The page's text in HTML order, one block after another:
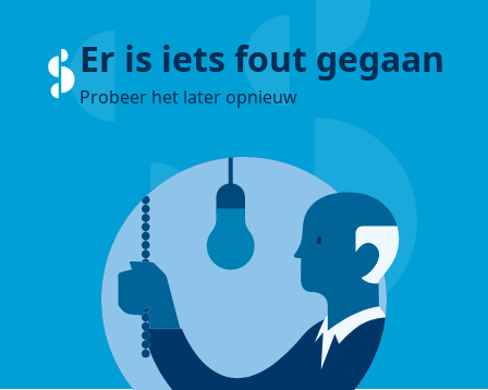
Er is iets fout gegaan
Probeer het later opnieuw